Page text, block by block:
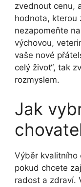
zvednout cenu,
hodnota, kterou
nezapomeňte
výchovou,
vaše nové
celý život“, tak
rozmyslem.
Jak
Výběr kvalitního
pokud chcete
radost a zdraví.